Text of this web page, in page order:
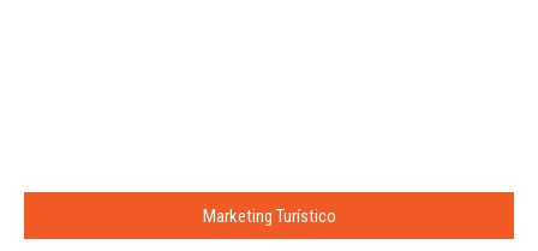
Marketing Turístico